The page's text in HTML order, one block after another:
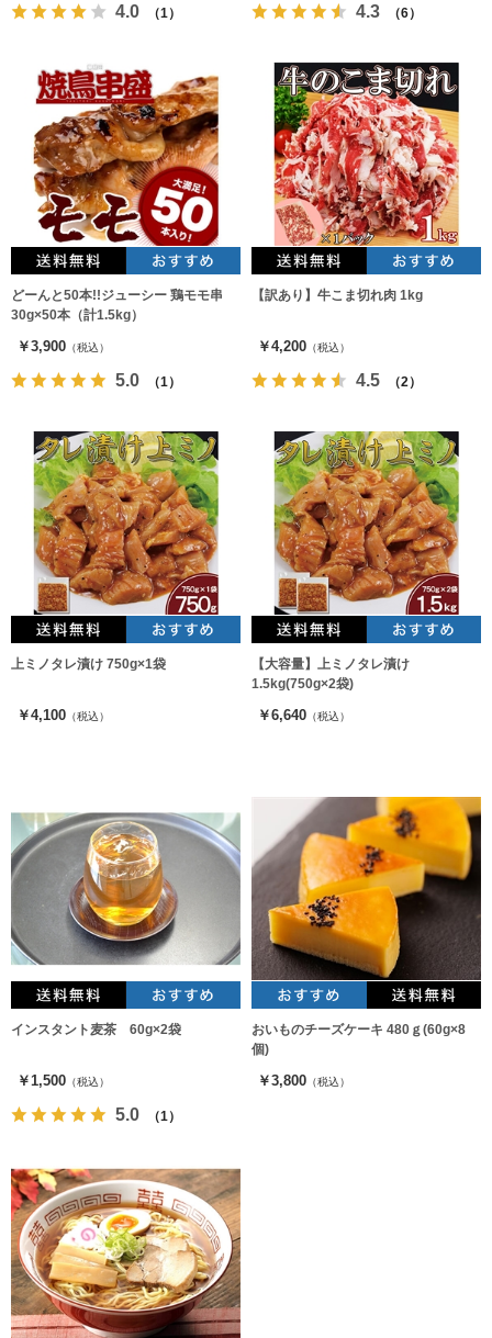
4.0 （1） 4.3 （6）
どーんと50本!!ジューシー 鶏モモ串
30g×50本（計1.5kg）
￥3,900 （税込）
5.0 （1）
【訳あり】牛こま切れ肉 1kg
￥4,200 （税込）
4.5 （2）
上ミノタレ漬け 750g×1袋
￥4,100 （税込）
【大容量】上ミノタレ漬け
1.5kg(750g×2袋)
￥6,640 （税込）
インスタント麦茶 60g×2袋
￥1,500 （税込）
5.0 （1）
おいものチーズケーキ 480ｇ(60g×8
個)
￥3,800 （税込）